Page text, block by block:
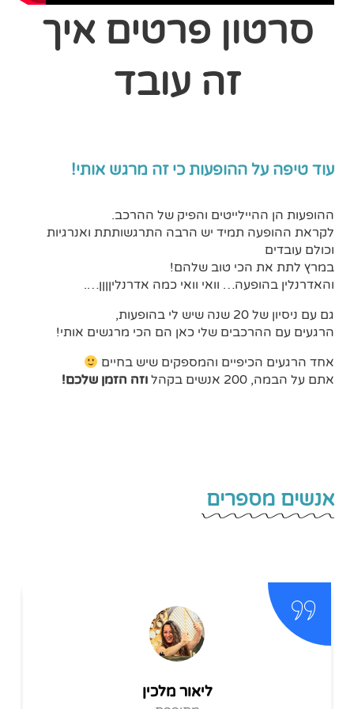
סרטון פרטים איך
זה עובד
עוד טיפה על ההופעות כי זה מרגש אותי!
ההופעות הן ההיילייטים והפיק של ההרכב.
לקראת ההופעה תמיד יש הרבה התרגשותתת ואנרגיות
וכולם עובדים
במרץ לתת את הכי טוב שלהם!
והאדרנלין בהופעה… וואי וואי כמה אדרנליןןןן….
גם עם ניסיון של 20 שנה שיש לי בהופעות,
הרגעים עם ההרכבים שלי כאן הם הכי מרגשים אותי!
אחד הרגעים הכיפיים והמספקים שיש בחיים
אתם על הבמה, 200 אנשים בקהל
וזה הזמן שלכם!
אנשים מספרים